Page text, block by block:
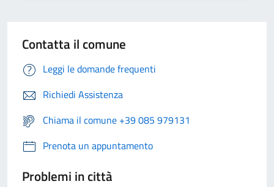
Contatta il comune
Leggi le domande frequenti
Richiedi Assistenza
Chiama il comune +39 085 979131
Prenota un appuntamento
Problemi in città